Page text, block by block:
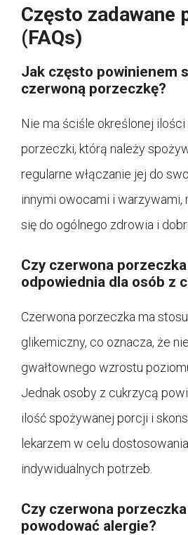
Często zadawane
(FAQs)
Jak często powinienem
czerwoną porzeczkę?
Nie ma ściśle określonej
porzeczki, którą należy
regularne włączanie jej do
innymi owocami i warzywami,
się do ogólnego zdrowia i
Czy czerwona
odpowiednia dla osób z
Czerwona porzeczka ma
glikemiczny, co oznacza, że
gwałtownego wzrostu
Jednak osoby z cukrzycą
ilość spożywanej porcji i
lekarzem w celu
indywidualnych potrzeb.
Czy czerwona
powodować alergie?